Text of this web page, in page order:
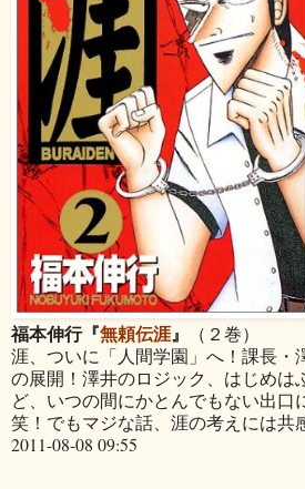
福本伸行『無頼伝涯』
（２巻）
涯、ついに「人間学園」へ！課長・
の展開！澤井のロジック、はじめは
ど、いつの間にかとんでもない出口
笑！でもマジな話、涯の考えには共
2011-08-08 09:55